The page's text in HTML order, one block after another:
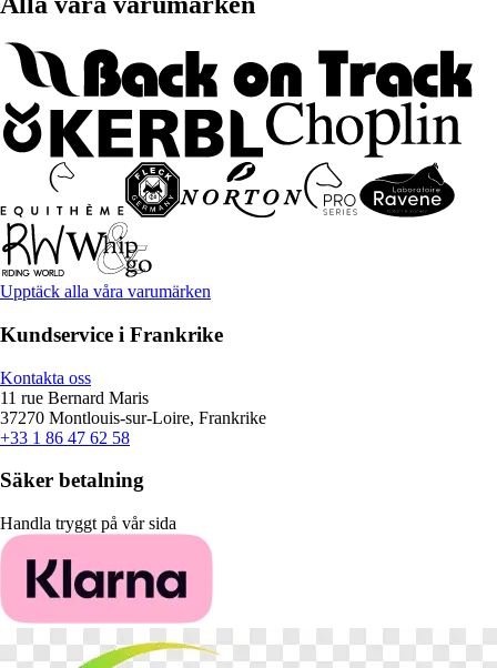
Upptäck alla våra varumärken
Kundservice i Frankrike
Kontakta oss
11 rue Bernard Maris
37270 Montlouis-sur-Loire, Frankrike
+33 1 86 47 62 58
Säker betalning
Handla tryggt på vår sida